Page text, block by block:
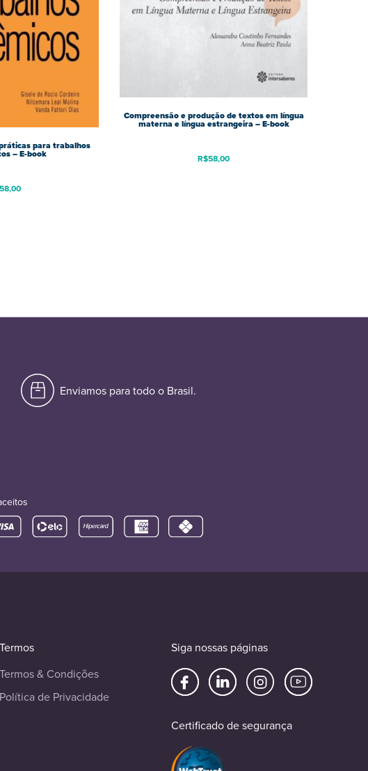
para trabalhos
– E-book
58,00
Compreensão e produção de textos em língua
materna e língua estrangeira – E-book
R$58,00
Enviamos para todo o Brasil.
Termos
Termos & Condições
Política de Privacidade
Siga nossas páginas
Certificado de segurança